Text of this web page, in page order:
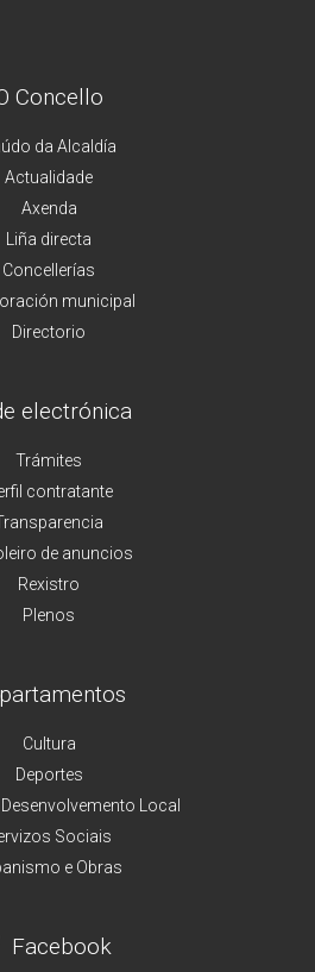
Concello
da Alcaldía
Actualidade
Axenda
Liña directa
Concellerías
municipal
Directorio
electrónica
Trámites
contratante
de anuncios
Rexistro
Plenos
Cultura
Deportes
Local
Sociais
e Obras
Facebook